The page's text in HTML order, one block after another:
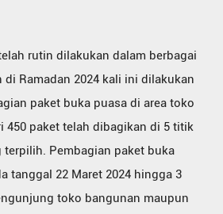
rutin dilakukan dalam berbagai
di Ramadan 2024 kali ini dilakukan
paket buka puasa di area toko
450 paket telah dibagikan di 5 titik
Pembagian paket buka
tanggal 22 Maret 2024 hingga 3
toko bangunan maupun